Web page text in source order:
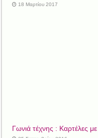
18 Μαρτίου 2017
Γωνιά τέχνης : Καρτέλες